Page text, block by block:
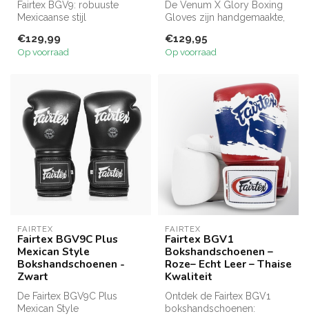
Fairtex BGV9: robuuste
Mexicaanse stijl
schuim, lange ma...
€129,99
Op voorraad
De Venum X Glory Boxing
Gloves zijn handgemaakte,
wedstrijdhandschoen...
€129,95
Op voorraad
FAIRTEX
Fairtex BGV9C Plus
Mexican Style
Bokshandschoenen -
Zwart
De Fairtex BGV9C Plus
Mexican Style
FAIRTEX
Fairtex BGV1
Bokshandschoenen –
Roze– Echt Leer – Thaise
Kwaliteit
Ontdek de Fairtex BGV1
bokshandschoenen: